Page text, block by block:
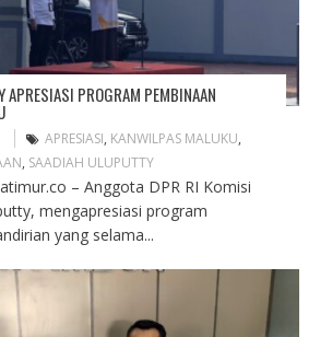
APRESIASI PROGRAM PEMBINAAN
APRESIASI, KANWILPAS MALUKU,
, SAADIAH ULUPUTTY
– Anggota DPR RI Komisi
mengapresiasi program
yang selama...